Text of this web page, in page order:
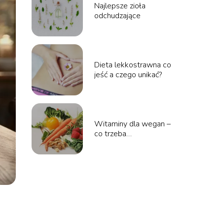
Najlepsze zioła
odchudzające
Dieta lekkostrawna co
jeść a czego unikać?
Witaminy dla wegan –
co trzeba